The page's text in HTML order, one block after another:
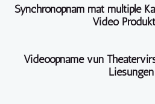
Synchronopnam mat multiple
Video
-
Videoopname vun
Liesungen